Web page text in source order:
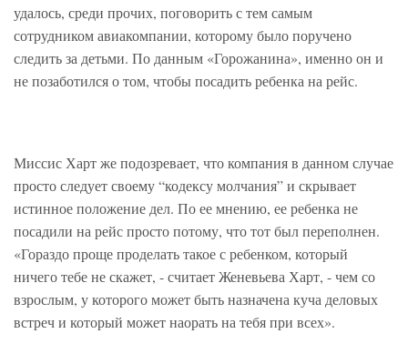
удалось, среди прочих, поговорить с тем самым
сотрудником авиакомпании, которому было поручено
следить за детьми. По данным «Горожанина», именно он и
не позаботился о том, чтобы посадить ребенка на рейс.
Миссис Харт же подозревает, что компания в данном случае
просто следует своему “кодексу молчания” и скрывает
истинное положение дел. По ее мнению, ее ребенка не
посадили на рейс просто потому, что тот был переполнен.
«Гораздо проще проделать такое с ребенком, который
ничего тебе не скажет, - считает Женевьева Харт, - чем со
взрослым, у которого может быть назначена куча деловых
встреч и который может наорать на тебя при всех».